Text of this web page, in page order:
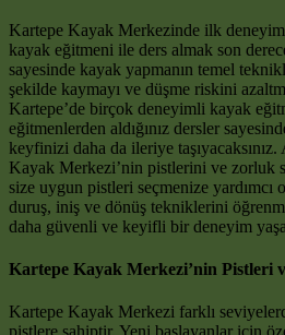
Kartepe Kayak Merkezinde ilk
kayak eğitmeni ile ders almak son
sayesinde kayak yapmanın temel
şekilde kaymayı ve düşme riskini
Kartepe’de birçok deneyimli kayak
eğitmenlerden aldığınız dersler
keyfinizi daha da ileriye
Kayak Merkezi’nin pistlerini ve zorluk
size uygun pistleri seçmenize yardımcı
duruş, iniş ve dönüş tekniklerini
daha güvenli ve keyifli bir deneyim
Kartepe Kayak Merkezi’nin Pistleri
Kartepe Kayak Merkezi farklı
pistlere sahiptir. Yeni başlayanlar için